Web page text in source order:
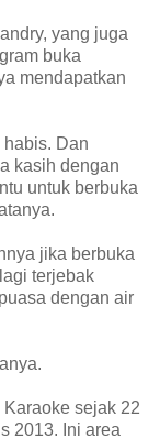
yang juga
buka
mendapatkan
Dan
kasih dengan
untuk berbuka
jika berbuka
terjebak
dengan air
sejak 22
2013. Ini area